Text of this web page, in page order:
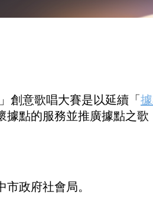
創意歌唱大賽是以延續 「
據點的服務並推廣據點之
市政府社會局。